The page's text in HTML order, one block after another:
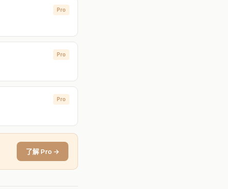
Pro
Pro
Pro
了解 Pro →